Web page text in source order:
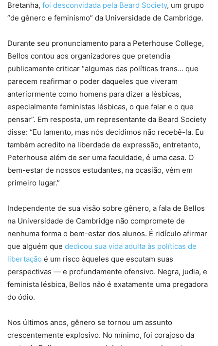
Bretanha, foi desconvidada pela Beard Society, um grupo
“de gênero e feminismo” da Universidade de Cambridge.
Durante seu pronunciamento para a Peterhouse College,
Bellos contou aos organizadores que pretendia
publicamente criticar “algumas das políticas trans… que
parecem reafirmar o poder daqueles que viveram
anteriormente como homens para dizer a lésbicas,
especialmente feministas lésbicas, o que falar e o que
pensar”. Em resposta, um representante da Beard Society
disse: “Eu lamento, mas nós decidimos não recebê-la. Eu
também acredito na liberdade de expressão, entretanto,
Peterhouse além de ser uma faculdade, é uma casa. O
bem-estar de nossos estudantes, na ocasião, vêm em
primeiro lugar.”
Independente de sua visão sobre gênero, a fala de Bellos
na Universidade de Cambridge não compromete de
nenhuma forma o bem-estar dos alunos. É ridículo afirmar
que alguém que dedicou sua vida adulta às políticas de
libertação é um risco àqueles que escutam suas
perspectivas — e profundamente ofensivo. Negra, judia, e
feminista lésbica, Bellos não é exatamente uma pregadora
do ódio.
Nos últimos anos, gênero se tornou um assunto
crescentemente explosivo. No mínimo, foi corajoso da